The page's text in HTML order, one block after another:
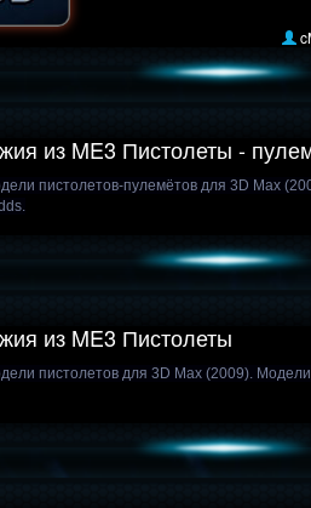
из ME3 Пистолеты -
пистолетов-пулемётов для 3D Max
из ME3 Пистолеты
пистолетов для 3D Max (2009).